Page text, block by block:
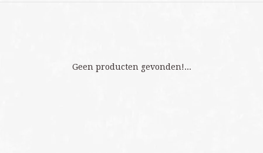
Geen producten gevonden!...